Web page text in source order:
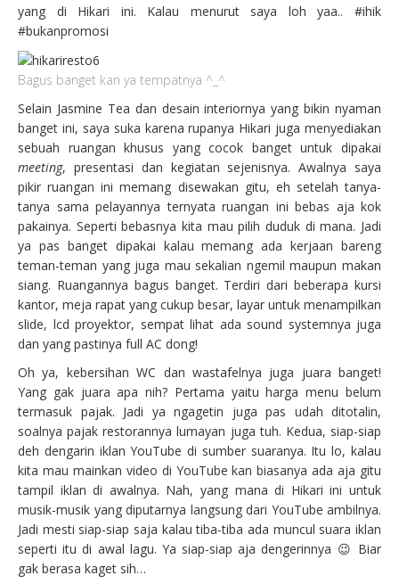
yang di Hikari ini. Kalau menurut saya loh yaa.. #ihik
#bukanpromosi
Bagus banget kan ya tempatnya ^_^
Selain Jasmine Tea dan desain interiornya yang bikin nyaman
banget ini, saya suka karena rupanya Hikari juga menyediakan
sebuah ruangan khusus yang cocok banget untuk dipakai
meeting, presentasi dan kegiatan sejenisnya. Awalnya saya
pikir ruangan ini memang disewakan gitu, eh setelah tanya-
tanya sama pelayannya ternyata ruangan ini bebas aja kok
pakainya. Seperti bebasnya kita mau pilih duduk di mana. Jadi
ya pas banget dipakai kalau memang ada kerjaan bareng
teman-teman yang juga mau sekalian ngemil maupun makan
siang. Ruangannya bagus banget. Terdiri dari beberapa kursi
kantor, meja rapat yang cukup besar, layar untuk menampilkan
slide, lcd proyektor, sempat lihat ada sound systemnya juga
dan yang pastinya full AC dong!
Oh ya, kebersihan WC dan wastafelnya juga juara banget!
Yang gak juara apa nih? Pertama yaitu harga menu belum
termasuk pajak. Jadi ya ngagetin juga pas udah ditotalin,
soalnya pajak restorannya lumayan juga tuh. Kedua, siap-siap
deh dengarin iklan YouTube di sumber suaranya. Itu lo, kalau
kita mau mainkan video di YouTube kan biasanya ada aja gitu
tampil iklan di awalnya. Nah, yang mana di Hikari ini untuk
musik-musik yang diputarnya langsung dari YouTube ambilnya.
Jadi mesti siap-siap saja kalau tiba-tiba ada muncul suara iklan
seperti itu di awal lagu. Ya siap-siap aja dengerinnya 😉 Biar
gak berasa kaget sih…